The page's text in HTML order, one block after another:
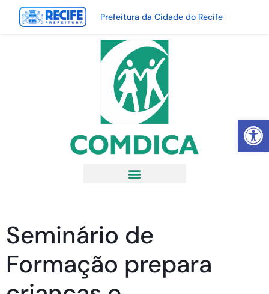
Abrir
Prefeitura da Cidade do Recife
Seminário de
Formação prepara